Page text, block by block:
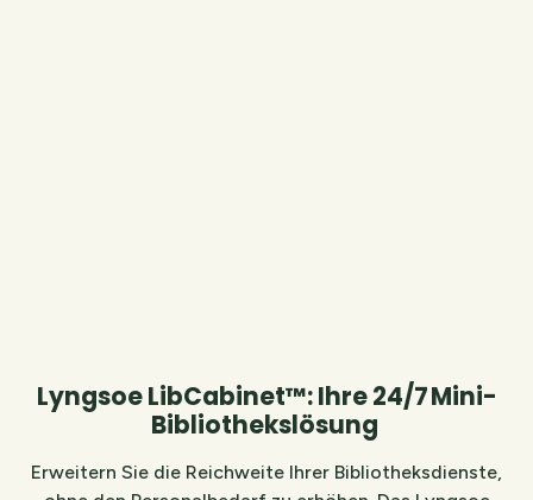
Lyngsoe LibCabinet™: Ihre 24/7 Mini-
Bibliothekslösung
Erweitern Sie die Reichweite Ihrer Bibliotheksdienste,